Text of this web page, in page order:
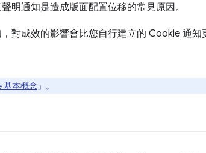
明通知是造成版面配置位移的常見原因。
對成效的影響會比您自行建立的 Cookie 通
基本概念 」。